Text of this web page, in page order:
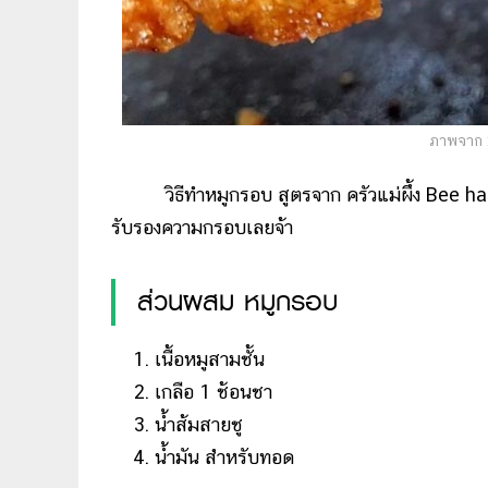
ภาพจาก
วิธีทำหมูกรอบ สูตรจาก ครัวแม่ผึ้ง Bee
รับรองความกรอบเลยจ้า
ส่วนผสม หมูกรอบ
เนื้อหมูสามชั้น
เกลือ 1 ช้อนชา
น้ำส้มสายชู
น้ำมัน สำหรับทอด